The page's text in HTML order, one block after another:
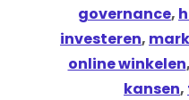
governance,
investeren,
online winkelen,
kansen,